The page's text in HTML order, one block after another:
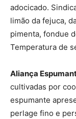
adocicado.
limão da fejuca,
pimenta, fondue
Temperatura de
Aliança
cultivadas por
espumante
perlage fino e